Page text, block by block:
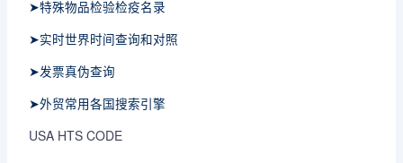
➤特殊物品检验检疫名录
➤实时世界时间查询和对照
➤发票真伪查询
➤外贸常用各国搜索引擎
USA HTS CODE